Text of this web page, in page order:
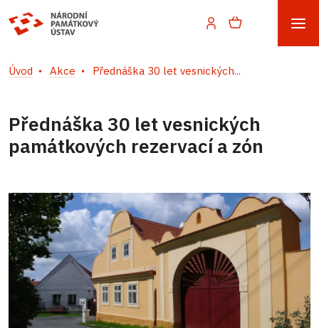
Úvod Akce Přednáška 30 let vesnických...
Přednáška 30 let vesnických
památkových rezervací a zón